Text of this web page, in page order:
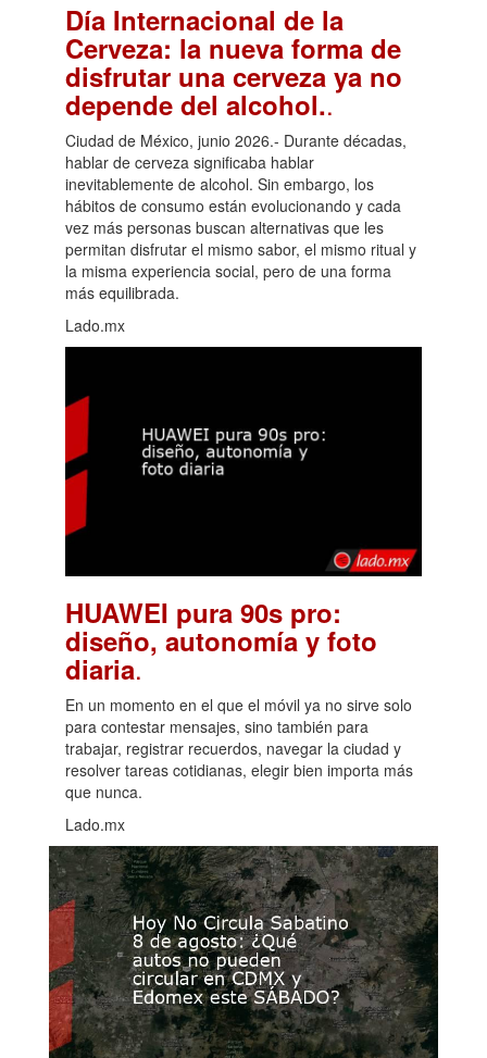
Día Internacional de la
Cerveza: la nueva forma de
disfrutar una cerveza ya no
depende del alcohol..
Ciudad de México, junio 2026.- Durante décadas,
hablar de cerveza significaba hablar
inevitablemente de alcohol. Sin embargo, los
hábitos de consumo están evolucionando y cada
vez más personas buscan alternativas que les
permitan disfrutar el mismo sabor, el mismo ritual y
la misma experiencia social, pero de una forma
más equilibrada.
Lado.mx
HUAWEI pura 90s pro:
diseño, autonomía y foto
diaria.
En un momento en el que el móvil ya no sirve solo
para contestar mensajes, sino también para
trabajar, registrar recuerdos, navegar la ciudad y
resolver tareas cotidianas, elegir bien importa más
que nunca.
Lado.mx